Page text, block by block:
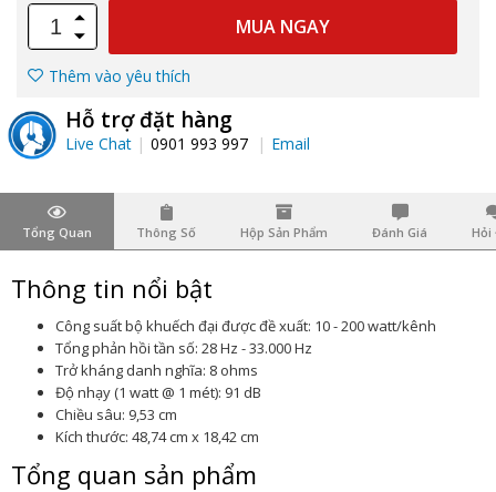
MUA NGAY
Thêm vào yêu thích
Hỗ trợ đặt hàng
Live Chat 0901 993 997 Email
Tổng Quan Thông Số Hộp Sản Phẩm Đánh Giá Hỏi
Thông tin nổi bật
Công suất bộ khuếch đại được đề xuất: 10 - 200 watt/kênh
Tổng phản hồi tần số: 28 Hz - 33.000 Hz
Trở kháng danh nghĩa: 8 ohms
Độ nhạy (1 watt @ 1 mét): 91 dB
Chiều sâu: 9,53 cm
Kích thước: 48,74 cm x 18,42 cm
Tổng quan sản phẩm